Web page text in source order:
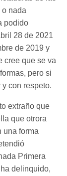
nada
podido
28 de 2021
de 2019 y
cree que se va
pero si
con respeto.
extraño que
que otrora
una forma
Primera
delinquido,